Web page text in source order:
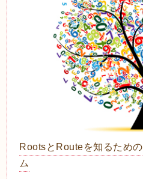
RootsとRouteを知るため
ム